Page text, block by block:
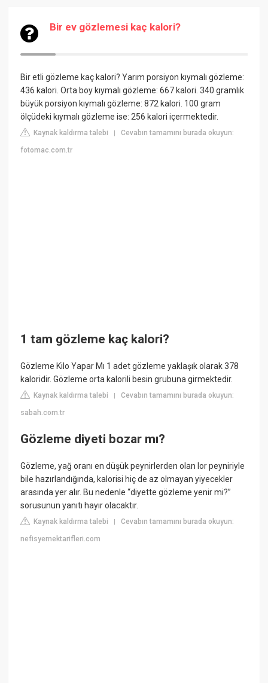
Bir ev gözlemesi kaç kalori?
Bir etli gözleme kaç kalori? Yarım porsiyon kıymalı gözleme:
436 kalori. Orta boy kıymalı gözleme: 667 kalori. 340 gramlık
büyük porsiyon kıymalı gözleme: 872 kalori. 100 gram
ölçüdeki kıymalı gözleme ise: 256 kalori içermektedir.
Kaynak kaldırma talebi |Cevabın tamamını burada okuyun:
fotomac.com.tr
1 tam gözleme kaç kalori?
Gözleme Kilo Yapar Mı 1 adet gözleme yaklaşık olarak 378
kaloridir. Gözleme orta kalorili besin grubuna girmektedir.
Kaynak kaldırma talebi |Cevabın tamamını burada okuyun:
sabah.com.tr
Gözleme diyeti bozar mı?
Gözleme, yağ oranı en düşük peynirlerden olan lor peyniriyle
bile hazırlandığında, kalorisi hiç de az olmayan yiyecekler
arasında yer alır. Bu nedenle “diyette gözleme yenir mi?”
sorusunun yanıtı hayır olacaktır.
Kaynak kaldırma talebi |Cevabın tamamını burada okuyun:
nefisyemektarifleri.com